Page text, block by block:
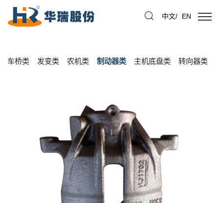
中文/ EN
车桥类 发变类 农机类 制动器类 主机底盘类 转向器类